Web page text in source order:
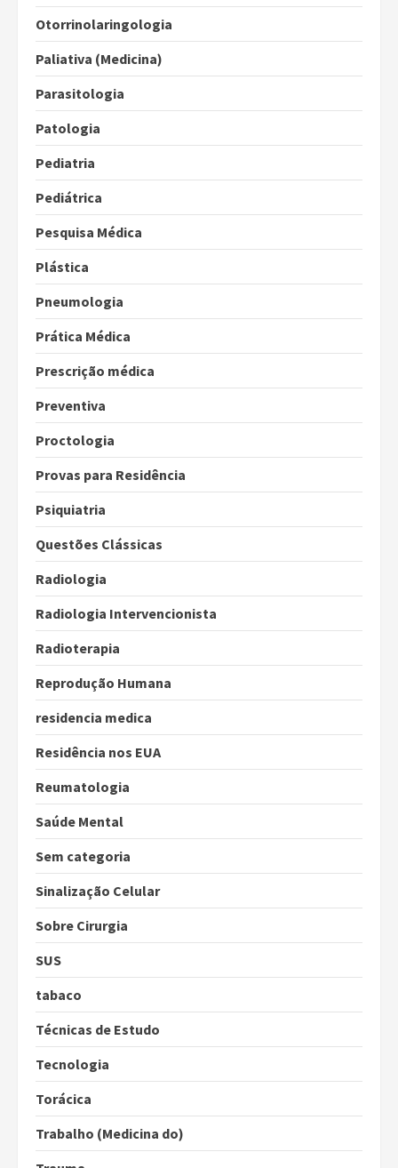
Otorrinolaringologia
Paliativa (Medicina)
Parasitologia
Patologia
Pediatria
Pediátrica
Pesquisa Médica
Plástica
Pneumologia
Prática Médica
Prescrição médica
Preventiva
Proctologia
Provas para Residência
Psiquiatria
Questões Clássicas
Radiologia
Radiologia Intervencionista
Radioterapia
Reprodução Humana
residencia medica
Residência nos EUA
Reumatologia
Saúde Mental
Sem categoria
Sinalização Celular
Sobre Cirurgia
SUS
tabaco
Técnicas de Estudo
Tecnologia
Torácica
Trabalho (Medicina do)